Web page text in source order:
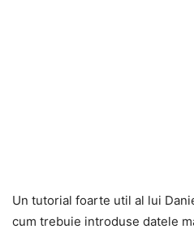
Un tutorial foarte util al lui
cum trebuie introduse datele